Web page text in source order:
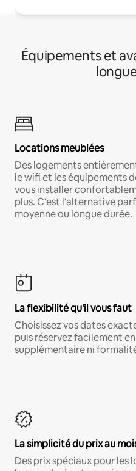
Équipements et
Locations meublées
Des logements
le wifi et les équipements
vous installer
plus. C'est l'alternative
moyenne ou longue durée.
La flexibilité qu'il vous faut
Choisissez vos dates
puis réservez facilement
supplémentaire ni
La simplicité du prix au
Des prix spéciaux pour les